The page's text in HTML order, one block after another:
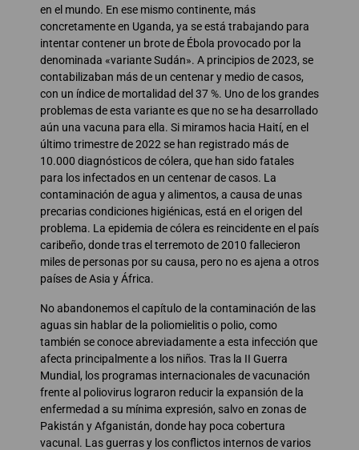
en el mundo. En ese mismo continente, más
concretamente en Uganda, ya se está trabajando para
intentar contener un brote de Ébola provocado por la
denominada «variante Sudán». A principios de 2023, se
contabilizaban más de un centenar y medio de casos,
con un índice de mortalidad del 37 %. Uno de los grandes
problemas de esta variante es que no se ha desarrollado
aún una vacuna para ella. Si miramos hacia Haití, en el
último trimestre de 2022 se han registrado más de
10.000 diagnósticos de cólera, que han sido fatales
para los infectados en un centenar de casos. La
contaminación de agua y alimentos, a causa de unas
precarias condiciones higiénicas, está en el origen del
problema. La epidemia de cólera es reincidente en el país
caribeño, donde tras el terremoto de 2010 fallecieron
miles de personas por su causa, pero no es ajena a otros
países de Asia y África.
No abandonemos el capítulo de la contaminación de las
aguas sin hablar de la poliomielitis o polio, como
también se conoce abreviadamente a esta infección que
afecta principalmente a los niños. Tras la II Guerra
Mundial, los programas internacionales de vacunación
frente al poliovirus lograron reducir la expansión de la
enfermedad a su mínima expresión, salvo en zonas de
Pakistán y Afganistán, donde hay poca cobertura
vacunal. Las guerras y los conflictos internos de varios